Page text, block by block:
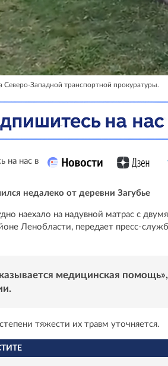
Северо-Западной транспортной прокуратуры.
на нас в
недалеко от деревни Загубье
наехало на надувной матрас с
Ленобласти, передает пресс-
медицинская
тяжести их травм уточняется.